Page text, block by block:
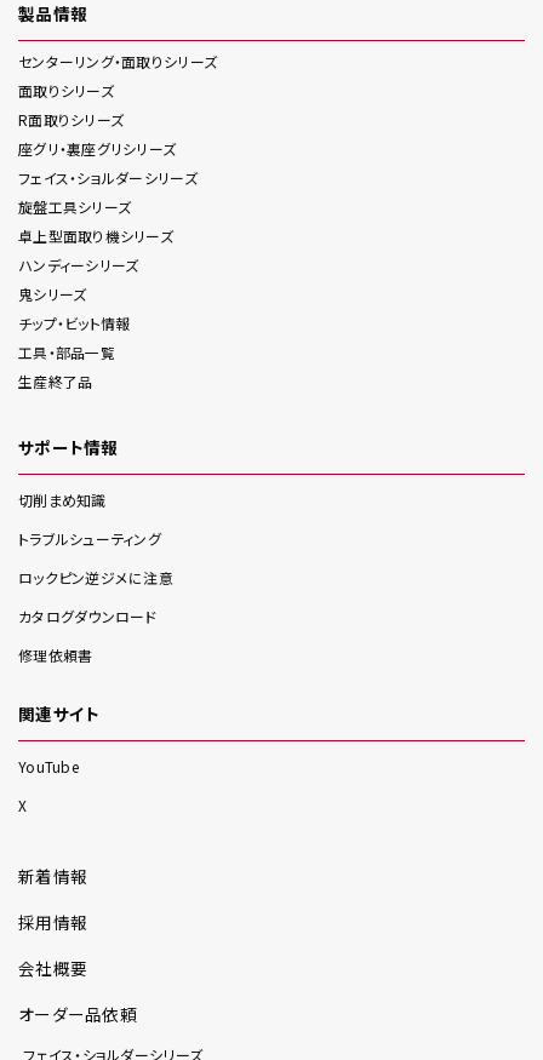
製品情報
センターリング・面取りシリーズ
面取りシリーズ
R面取りシリーズ
座グリ・裏座グリシリーズ
フェイス・ショルダーシリーズ
旋盤工具シリーズ
卓上型面取り機シリーズ
ハンディーシリーズ
鬼シリーズ
チップ・ビット情報
工具・部品一覧
生産終了品
サポート情報
切削まめ知識
トラブルシューティング
ロックピン逆ジメに注意
カタログダウンロード
修理依頼書
関連サイト
YouTube
X
新着情報
採用情報
会社概要
オーダー品依頼
フェイス・ショルダーシリーズ